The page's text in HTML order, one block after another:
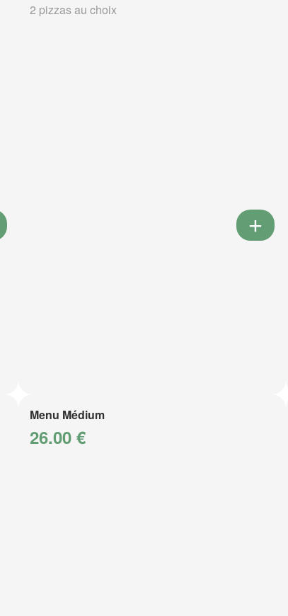
2 pizzas au choix
Menu Médium
26.00 €